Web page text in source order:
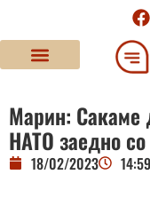
Марин: Сакаме
НАТО заедно
18/02/2023 14:59